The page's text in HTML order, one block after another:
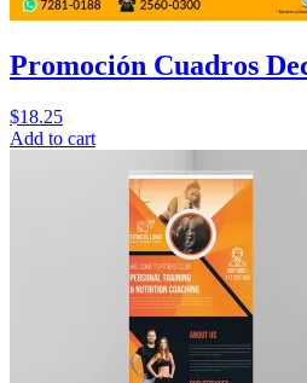
Promoción Cuadros
$18.25
Add to cart